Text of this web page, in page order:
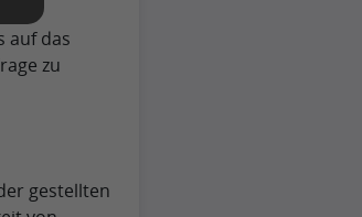
auf das
zu
gestellten